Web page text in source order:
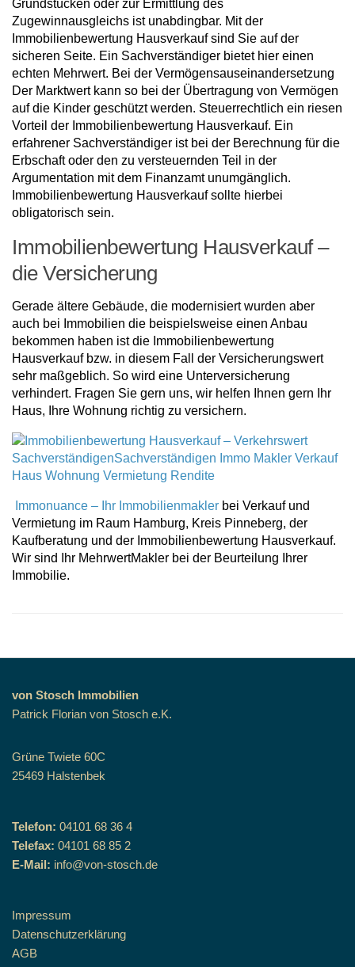
Grundstücken oder zur Ermittlung des
Zugewinnausgleichs ist unabdingbar. Mit der
Immobilienbewertung Hausverkauf sind Sie auf der
sicheren Seite. Ein Sachverständiger bietet hier einen
echten Mehrwert. Bei der Vermögensauseinandersetzung
Der Marktwert kann so bei der Übertragung von Vermögen
auf die Kinder geschützt werden. Steuerrechtlich ein riesen
Vorteil der Immobilienbewertung Hausverkauf. Ein
erfahrener Sachverständiger ist bei der Berechnung für die
Erbschaft oder den zu versteuernden Teil in der
Argumentation mit dem Finanzamt unumgänglich.
Immobilienbewertung Hausverkauf sollte hierbei
obligatorisch sein.
Immobilienbewertung Hausverkauf –
die Versicherung
Gerade ältere Gebäude, die modernisiert wurden aber
auch bei Immobilien die beispielsweise einen Anbau
bekommen haben ist die Immobilienbewertung
Hausverkauf bzw. in diesem Fall der Versicherungswert
sehr maßgeblich. So wird eine Unterversicherung
verhindert. Fragen Sie gern uns, wir helfen Ihnen gern Ihr
Haus, Ihre Wohnung richtig zu versichern.
Immonuance – Ihr Immobilienmakler bei Verkauf und
Vermietung im Raum Hamburg, Kreis Pinneberg, der
Kaufberatung und der Immobilienbewertung Hausverkauf.
Wir sind Ihr MehrwertMakler bei der Beurteilung Ihrer
Immobilie.
von Stosch Immobilien
Patrick Florian von Stosch e.K.
Grüne Twiete 60C
25469 Halstenbek
Telefon: 04101 68 36 4
Telefax: 04101 68 85 2
E-Mail: info@von-stosch.de
Impressum
Datenschutzerklärung
AGB